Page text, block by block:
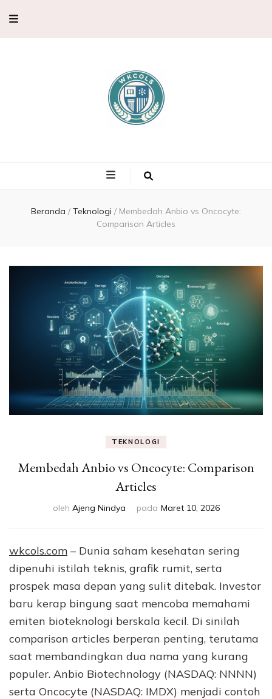
Pembahasan
Ilmu
Pengetahuan,
Eksperimen &
Fakta Sains
Beranda / Teknologi / Membedah Anbio vs Oncocyte:
Comparison Articles
TEKNOLOGI
Membedah Anbio vs Oncocyte: Comparison
Articles
oleh Ajeng Nindya pada Maret 10, 2026
wkcols.com – Dunia saham kesehatan sering
dipenuhi istilah teknis, grafik rumit, serta
prospek masa depan yang sulit ditebak. Investor
baru kerap bingung saat mencoba memahami
emiten bioteknologi berskala kecil. Di sinilah
comparison articles berperan penting, terutama
saat membandingkan dua nama yang kurang
populer. Anbio Biotechnology (NASDAQ: NNNN)
serta Oncocyte (NASDAQ: IMDX) menjadi contoh